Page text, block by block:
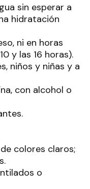
sin esperar a
hidratación
ni en horas
y las 16 horas).
niños y niñas y a
con alcohol o
colores claros;
o